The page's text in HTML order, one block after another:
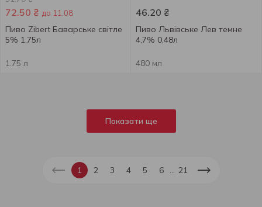
72.50 ₴ до 11.08
Пиво Zibert Баварське світле
5% 1,75л
1.75 л
46.20 ₴
Пиво Львівське Лев темне
4,7% 0,48л
480 мл
Показати ще
1 2 3 4 5 6 21